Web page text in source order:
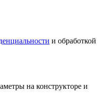
и обработкой
на конструкторе и